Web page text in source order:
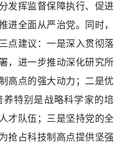
发挥监督保障执行、促进
进全面从严治党。同时，
点建议：一是深入贯彻落
，进一步推动深化研究所
高点的强大动力；二是优
特别是战略科学家的培
才队伍；三是坚持党的全
抢占科技制高点提供坚强